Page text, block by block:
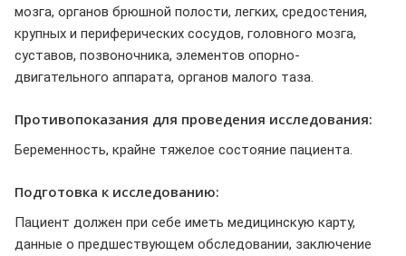
мозга, органов брюшной полости, легких, средостения,
крупных и периферических сосудов, головного мозга,
суставов, позвоночника, элементов опорно-
двигательного аппарата, органов малого таза.
Противопоказания для проведения исследования:
Беременность, крайне тяжелое состояние пациента.
Подготовка к исследованию:
Пациент должен при себе иметь медицинскую карту,
данные о предшествующем обследовании, заключение